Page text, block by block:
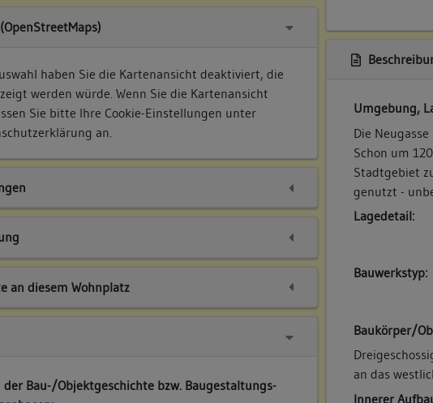
haben Sie die Kartenansicht deaktiviert, die
werden würde. Wenn Sie die Kartenansicht
Sie bitte Ihre Cookie-Einstellungen unter
an.
an diesem Wohnplatz
Bau-/Objektgeschichte bzw. Baugestaltungs-
Umgebung,
Die
Schon um
Stadtgebiet
genutzt -
Lagedetail:
Bauwerkstyp:
Baukörper/
an das
Innerer